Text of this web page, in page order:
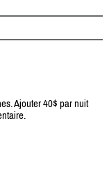
Ajouter 40$ par nuit